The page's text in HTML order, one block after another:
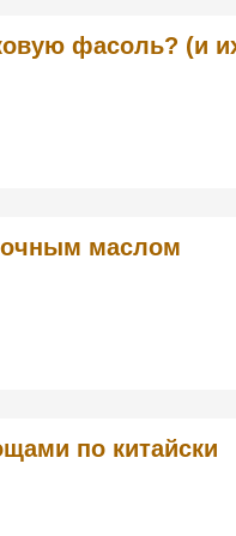
фасоль? (и
маслом
по китайски